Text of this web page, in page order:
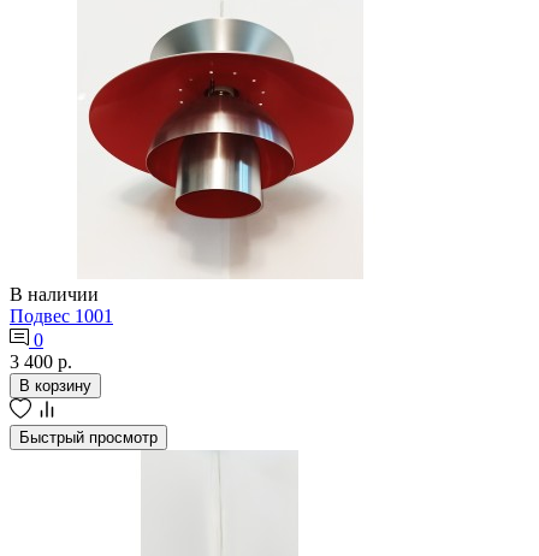
В наличии
Подвес 1001
0
3 400 р.
В корзину
Быстрый просмотр